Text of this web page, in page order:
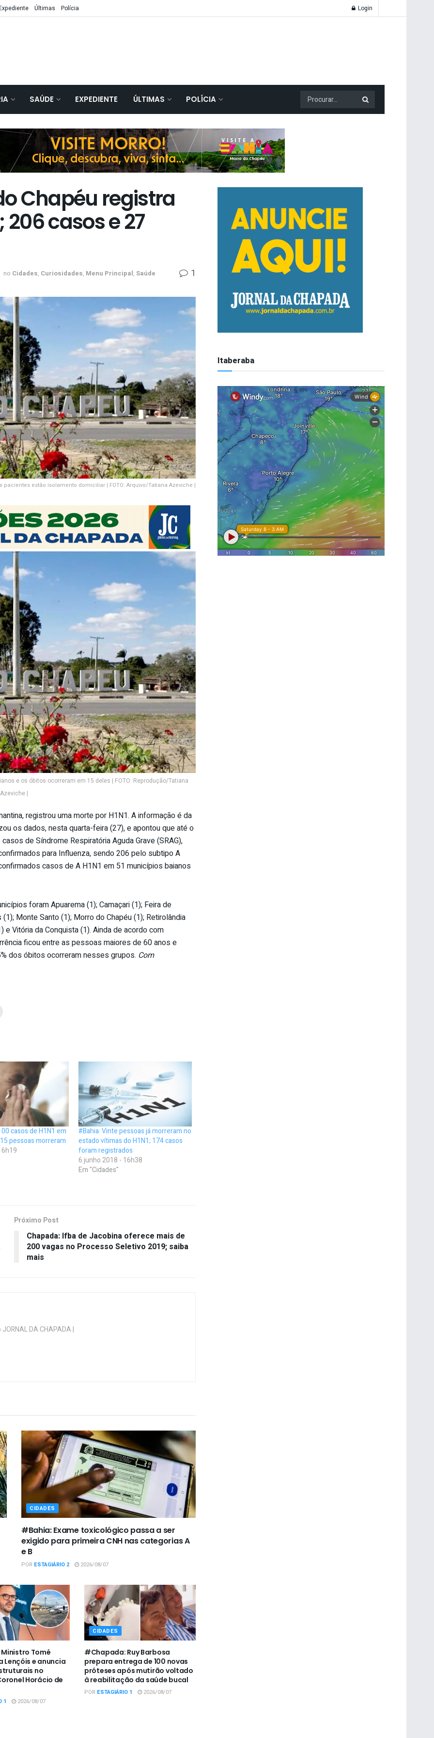
Últimas Polícia Login
SAÚDE EXPEDIENTE ÚLTIMAS POLÍCIA
Chapéu registra
206 casos e 27
no Cidades, Curiosidades, Menu Principal, Saúde 1
pacientes estão isolamento domiciliar | FOTO: Arquivo/Tatiana Azeviche |
e os óbitos ocorreram em 15 deles | FOTO: Reprodução/Tatiana
Azeviche |
registrou uma morte por H1N1. A informação é da
os dados, nesta quarta-feira (27), e apontou que até o
de Síndrome Respiratória Aguda Grave (SRAG),
para Influenza, sendo 206 pelo subtipo A
casos de A H1N1 em 51 municípios baianos
foram Apuarema (1); Camaçari (1); Feira de
Monte Santo (1); Morro do Chapéu (1); Retirolândia
e Vitória da Conquista (1). Ainda de acordo com
ficou entre as pessoas maiores de 60 anos e
dos óbitos ocorreram nesses grupos. Com
casos de H1N1 em
pessoas morreram
#Bahia: Vinte pessoas já morreram no
estado vítimas do H1N1; 174 casos
foram registrados
6 junho 2018 - 16h38
Em "Cidades"
Próximo Post
Chapada: Ifba de Jacobina oferece mais de
200 vagas no Processo Seletivo 2019; saiba
mais
DA CHAPADA |
CIDADES
#Bahia: Exame toxicológico passa a ser
exigido para primeira CNH nas categorias A
e B
POR ESTAGIÁRIO 2 2026/08/07
Tomé
Lençóis e anuncia
no
Horácio de
1 2026/08/07
CIDADES
#Chapada: Ruy Barbosa
prepara entrega de 100 novas
próteses após mutirão voltado
à reabilitação da saúde bucal
POR ESTAGIÁRIO 1 2026/08/07
Itaberaba